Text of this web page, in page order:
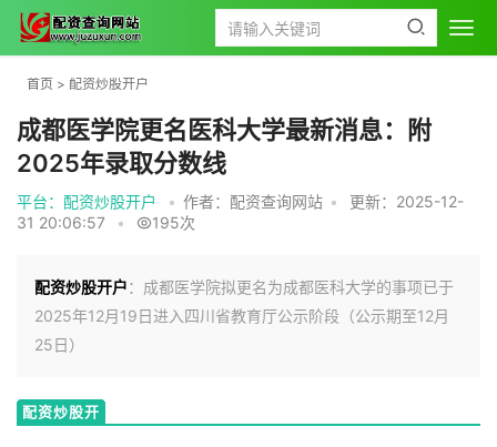
首页 > 配资炒股开户
成都医学院更名医科大学最新消息：附
2025年录取分数线
平台：配资炒股开户 • 作者：配资查询网站 •
更新：2025-12-
31 20:06:57
• 195次
配资炒股开户：成都医学院拟更名为成都医科大学的事项已于
2025年12月19日进入四川省教育厅公示阶段（公示期至12月
25日）
配资炒股开